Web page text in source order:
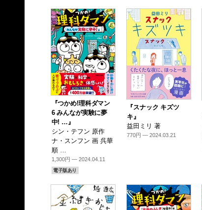
『つかめ!理科ダマン
6 みんなが実験に夢
中! …』
シン・テフン 原作
ナ・スンフン 画 呉華
順 …
1,300円 — 2024.04.11
電子版あり
『スナック キズツ
キ』
益田ミリ 著
770円 — 2024.03.21